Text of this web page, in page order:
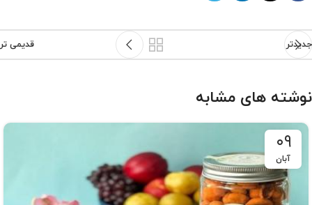
جدیدتر قدیمی تر
نوشته های مشابه
۰۹
آبان